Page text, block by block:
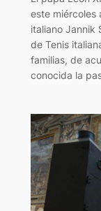
este miércoles
italiano Jannik
de Tenis
familias, de
conocida la